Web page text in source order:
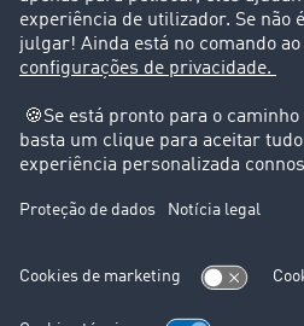
Suporte
Avisos legais
Ficha técnica
Condições Gerais